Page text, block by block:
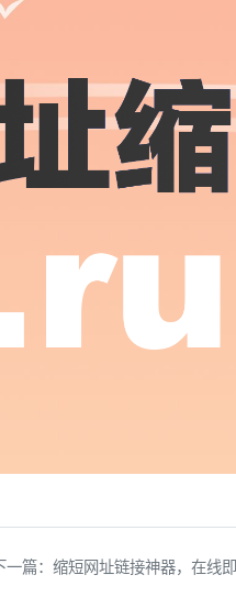
一篇：缩短网址链接神器，在线